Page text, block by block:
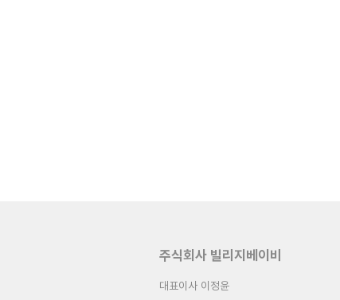
주식회사 빌리지베이비
대표이사 이정윤